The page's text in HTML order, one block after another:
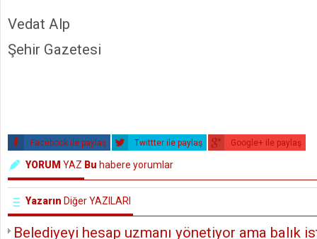
Vedat Alp
Şehir Gazetesi
Facebook ile paylaş Twittter ile paylaş Google+ ile paylaş
YORUM YAZ Bu habere yorumlar
Yazarın Diğer YAZILARI
Belediyeyi hesap uzmanı yönetiyor ama balık